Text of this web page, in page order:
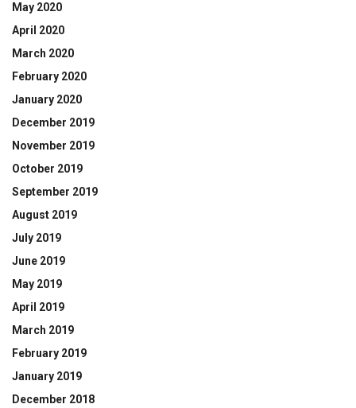
May 2020
April 2020
March 2020
February 2020
January 2020
December 2019
November 2019
October 2019
September 2019
August 2019
July 2019
June 2019
May 2019
April 2019
March 2019
February 2019
January 2019
December 2018